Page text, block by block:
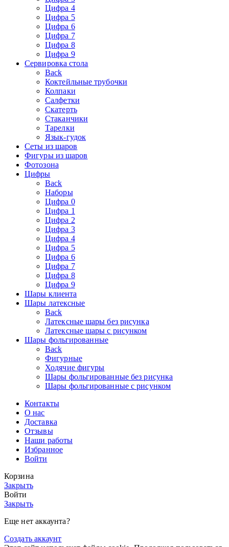
Цифра 4
Цифра 5
Цифра 6
Цифра 7
Цифра 8
Цифра 9
Сервировка стола
Back
Коктейльные трубочки
Колпаки
Салфетки
Скатерть
Стаканчики
Тарелки
Язык-гудок
Сеты из шаров
Фигуры из шаров
Фотозона
Цифры
Back
Наборы
Цифра 0
Цифра 1
Цифра 2
Цифра 3
Цифра 4
Цифра 5
Цифра 6
Цифра 7
Цифра 8
Цифра 9
Шары клиента
Шары латексные
Back
Латексные шары без рисунка
Латексные шары с рисунком
Шары фольгированные
Back
Фигурные
Ходячие фигуры
Шары фольгированные без рисунка
Шары фольгированные с рисунком
Контакты
О нас
Доставка
Отзывы
Наши работы
Избранное
Войти
Корзина
Закрыть
Войти
Закрыть
Еще нет аккаунта?
Создать аккаунт